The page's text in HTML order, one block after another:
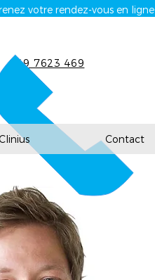
votre rendez-vous en ligne
+49 7623 469
Contact